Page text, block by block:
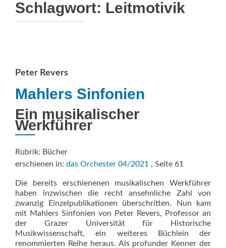
Schlagwort: Leitmotivik
Peter Revers
Mahlers Sinfonien
Ein musikalischer
Werkführer
Rubrik: Bücher
erschienen in: das Orchester 04/2021 , Seite 61
Die bereits erschienenen musikalischen Werkführer
haben inzwischen die recht ansehnliche Zahl von
zwanzig Einzelpublikationen überschritten. Nun kam
mit Mahlers Sinfonien von Peter Revers, Professor an
der Grazer Universität für Historische
Musikwissenschaft, ein weiteres Büchlein der
renommierten Reihe heraus. Als profunder Kenner der